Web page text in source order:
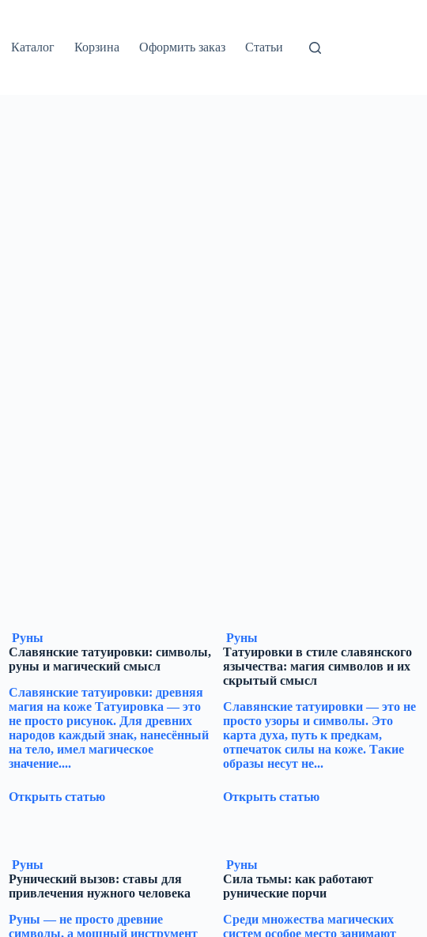
Каталог Корзина Оформить заказ Статьи
Руны
Славянские татуировки: символы,
руны и магический смысл
Славянские татуировки: древняя
магия на коже Татуировка — это
не просто рисунок. Для древних
народов каждый знак, нанесённый
на тело, имел магическое
значение....
Открыть статью
Руны
Татуировки в стиле славянского
язычества: магия символов и их
скрытый смысл
Славянские татуировки — это не
просто узоры и символы. Это
карта духа, путь к предкам,
отпечаток силы на коже. Такие
образы несут не...
Открыть статью
Руны
Рунический вызов: ставы для
привлечения нужного человека
Руны — не просто древние
символы, а мощный инструмент
Руны
Сила тьмы: как работают
рунические порчи
Среди множества магических
систем особое место занимают